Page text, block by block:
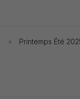
Printemps Été